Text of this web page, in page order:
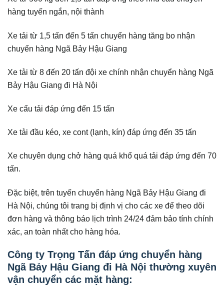
hàng tuyến ngắn, nội thành
Xe tải từ 1,5 tấn đến 5 tấn chuyển hàng tăng bo nhận
chuyển hàng Ngã Bảy Hậu Giang
Xe tải từ 8 đến 20 tấn đội xe chính nhận chuyển hàng Ngã
Bảy Hậu Giang đi Hà Nội
Xe cẩu tải đáp ứng đến 15 tấn
Xe tải đầu kéo, xe cont (lạnh, kín) đáp ứng đến 35 tấn
Xe chuyên dụng chở hàng quá khổ quá tải đáp ứng đến 70
tấn.
Đặc biệt, trên tuyến chuyển hàng Ngã Bảy Hậu Giang đi
Hà Nội, chúng tôi trang bị định vị cho các xe để theo dõi
đơn hàng và thông báo lịch trình 24/24 đảm bảo tính chính
xác, an toàn nhất cho hàng hóa.
Công ty Trọng Tấn đáp ứng chuyển hàng
Ngã Bảy Hậu Giang đi Hà Nội thường xuyên
vận chuyển các mặt hàng: